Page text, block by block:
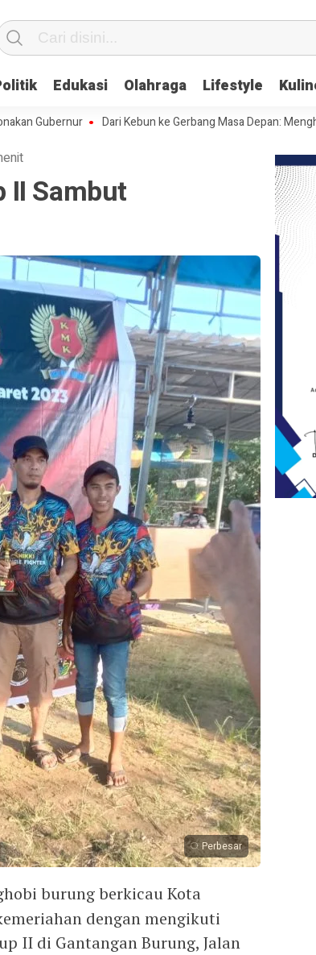
Edukasi Olahraga Lifestyle
Dari Kebun ke Gerbang Masa Depan: Menghadapi
II Sambut
Perbesar
burung berkicau Kota
dengan mengikuti
II di Gantangan Burung, Jalan